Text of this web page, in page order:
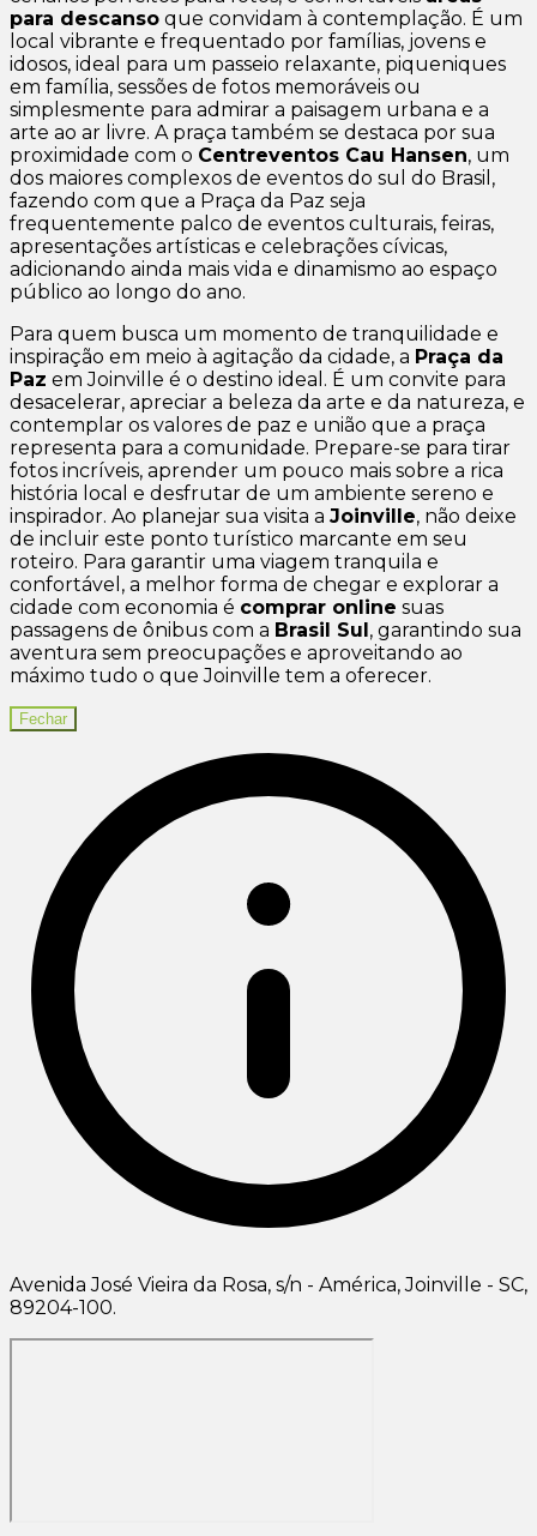
para descanso que convidam à contemplação. É um
local vibrante e frequentado por famílias, jovens e
idosos, ideal para um passeio relaxante, piqueniques
em família, sessões de fotos memoráveis ou
simplesmente para admirar a paisagem urbana e a
arte ao ar livre. A praça também se destaca por sua
proximidade com o Centreventos Cau Hansen, um
dos maiores complexos de eventos do sul do Brasil,
fazendo com que a Praça da Paz seja
frequentemente palco de eventos culturais, feiras,
apresentações artísticas e celebrações cívicas,
adicionando ainda mais vida e dinamismo ao espaço
público ao longo do ano.
Para quem busca um momento de tranquilidade e
inspiração em meio à agitação da cidade, a Praça da
Paz em Joinville é o destino ideal. É um convite para
desacelerar, apreciar a beleza da arte e da natureza, e
contemplar os valores de paz e união que a praça
representa para a comunidade. Prepare-se para tirar
fotos incríveis, aprender um pouco mais sobre a rica
história local e desfrutar de um ambiente sereno e
inspirador. Ao planejar sua visita a Joinville, não deixe
de incluir este ponto turístico marcante em seu
roteiro. Para garantir uma viagem tranquila e
confortável, a melhor forma de chegar e explorar a
cidade com economia é comprar online suas
passagens de ônibus com a Brasil Sul , garantindo sua
aventura sem preocupações e aproveitando ao
máximo tudo o que Joinville tem a oferecer.
Fechar
Avenida José Vieira da Rosa, s/n - América, Joinville - SC,
89204-100.